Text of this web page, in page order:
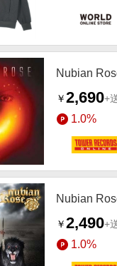
Nubian
￥2,690+
1.0%
Nubian
￥2,490+
1.0%